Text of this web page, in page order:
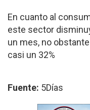
En cuanto al
este sector
un mes, no
casi un 32%
Fuente: 5Días